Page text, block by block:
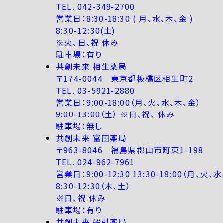
TEL. 042-349-2700
営業日：8:30-18:30 ( 月、水、木、金 )
8:30-12:30(土)
※火、日、祝 休み
駐車場：有り
共創未来 相生薬局
〒174-0044 東京都板橋区相生町2
TEL. 03-5921-2880
営業日：9:00-18:00（月、火、水、木、金）
9:00-13:00（土） ※日、祝、 休み
駐車場：無し
共創未来 富田薬局
〒963-8046 福島県郡山市町東1-198
TEL. 024-962-7961
営業日：9:00-12:30 13:30-18:00（月、火、水
8:30-12:30（木、土）
※日、祝 休み
駐車場：有り